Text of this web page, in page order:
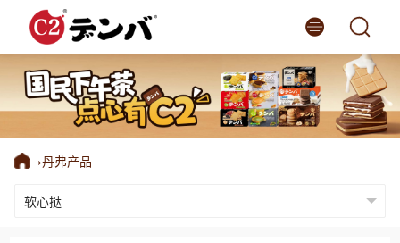
网站首页
丹弗品牌故事
走进丹弗
›丹弗产品